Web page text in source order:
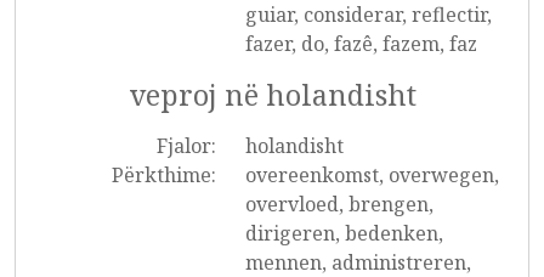
guiar, considerar, reflectir,
fazer, do, fazê, fazem, faz
veproj në holandisht
Fjalor:
holandisht
Përkthime:
overeenkomst, overwegen,
overvloed, brengen,
dirigeren, bedenken,
mennen, administreren,